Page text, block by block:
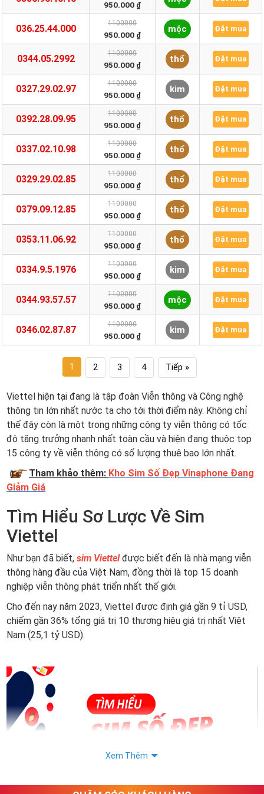
950.000 ₫
036.25.44.000 1100000
950.000 ₫
mộc Đặt mua
0344.05.2992 1100000
950.000 ₫
thổ Đặt mua
0327.29.02.97 1100000
950.000 ₫
kim Đặt mua
0392.28.09.95 1100000
950.000 ₫
thổ Đặt mua
0337.02.10.98 1100000
950.000 ₫
thổ Đặt mua
0329.29.02.85 1100000
950.000 ₫
thổ Đặt mua
0379.09.12.85 1100000
950.000 ₫
thổ Đặt mua
0353.11.06.92 1100000
950.000 ₫
thổ Đặt mua
0334.9.5.1976 1100000
950.000 ₫
kim Đặt mua
0344.93.57.57 1100000
950.000 ₫
mộc Đặt mua
0346.02.87.87 1100000
950.000 ₫
kim Đặt mua
1 2 3 4 Tiếp »
Viettel hiện tại đang là tập đoàn Viễn thông và Công nghệ
thông tin lớn nhất nước ta cho tới thời điểm này. Không chỉ
thế đây còn là một trong những công ty viễn thông có tốc
độ tăng trưởng nhanh nhất toàn cầu và hiện đang thuộc top
15 công ty về viễn thông có số lượng thuê bao lớn nhất.
Tham khảo thêm: Kho Sim Số Đẹp Vinaphone Đang
Giảm Giá
Tìm Hiểu Sơ Lược Về Sim
Viettel
Như bạn đã biết, sim Viettelđược biết đến là nhà mạng viễn
thông hàng đầu của Việt Nam, đồng thời là top 15 doanh
nghiệp viễn thông phát triển nhất thế giới.
Cho đến nay năm 2023, Viettel được định giá gần 9 tỉ USD,
chiếm gần 36% tổng giá trị 10 thương hiệu giá trị nhất Việt
Nam (25,1 tỷ USD).
Xem Thêm